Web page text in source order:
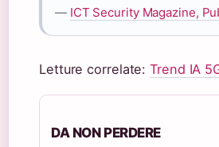
— ICT Security Magazine,
Letture correlate:Trend IA
DA NON PERDERE